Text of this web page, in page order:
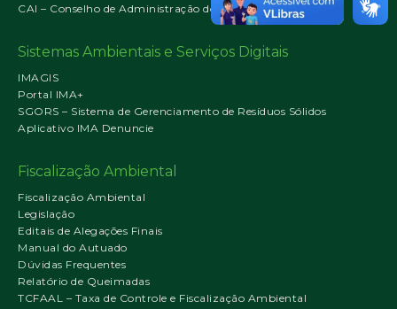
CAI – Conselho de Administração do IMA
Sistemas Ambientais e Serviços Digitais
IMAGIS
Portal IMA+
SGORS – Sistema de Gerenciamento de Resíduos Sólidos
Aplicativo IMA Denuncie
Fiscalização Ambiental
Fiscalização Ambiental
Legislação
Editais de Alegações Finais
Manual do Autuado
Dúvidas Frequentes
Relatório de Queimadas
TCFAAL – Taxa de Controle e Fiscalização Ambiental